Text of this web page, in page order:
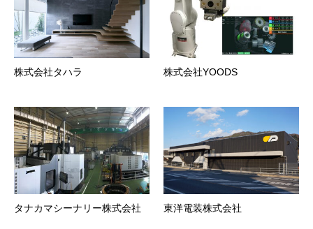
株式会社タハラ 株式会社YOODS
タナカマシーナリー株式会社 東洋電装株式会社